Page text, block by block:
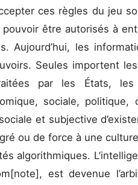
ces règles du jeu
être autorisés à
Aujourd’hui, les
Seules importent
par les États,
sociale, politique,
et subjective
ou de force à une
algorithmiques.
est devenue